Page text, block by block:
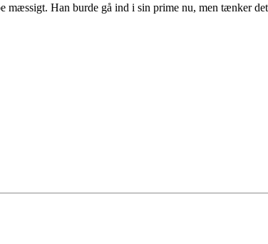
Han burde gå ind i sin prime nu, men tænker